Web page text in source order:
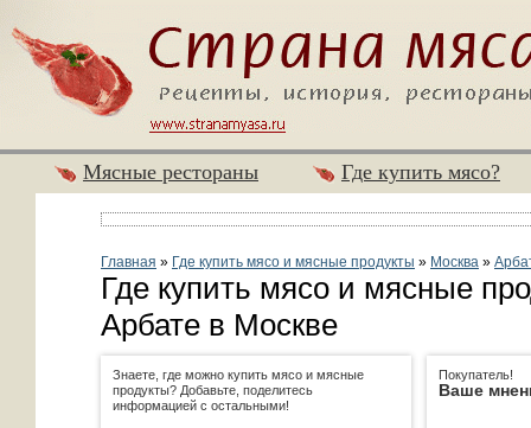
Мясные рестораны Где купить мясо?
Главная » Где купить мясо и мясные продукты » Москва »
Где купить мясо и мясные
Арбате в Москве
Знаете, где можно купить мясо и мясные
продукты? Добавьте, поделитесь
информацией с остальными!
Покупатель!
Ваше